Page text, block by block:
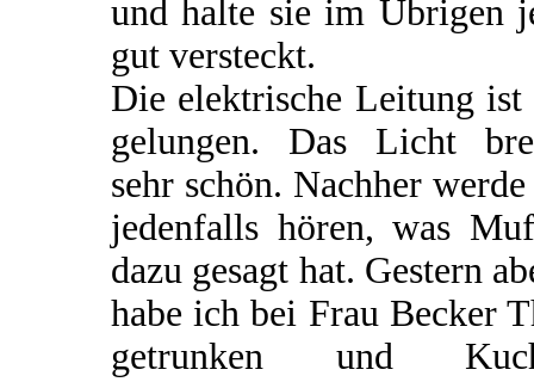
und halte sie im Übrigen
gut versteckt.
Die elektrische Leitung ist
gelungen. Das Licht
sehr schön. Nachher
jedenfalls hören, was
dazu gesagt hat. Gestern
habe ich bei Frau Becker
getrunken und